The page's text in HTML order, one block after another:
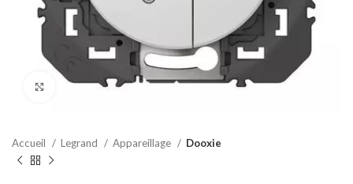
Click to enlarge
Accueil Legrand Appareillage Dooxie